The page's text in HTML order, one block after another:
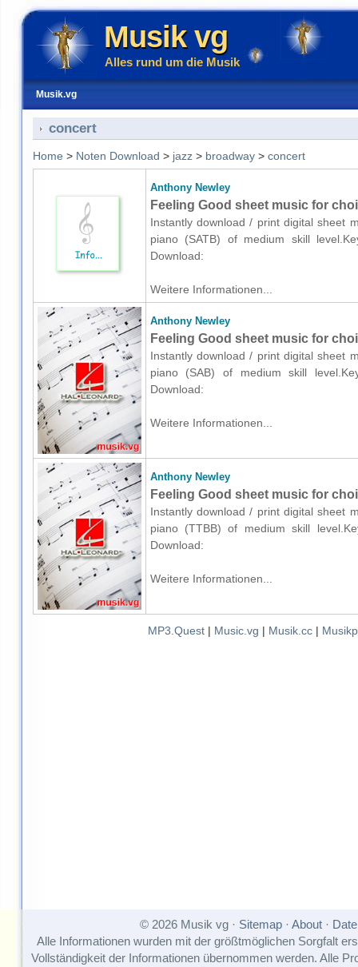
Musik vg
Alles rund um die Musik
Musik.vg
concert
Home > Noten Download > jazz> broadway> concert
Anthony Newley
Feeling Good sheet music for
Instantly download / print digital sheet
piano (SATB) of medium skill
Download:
Weitere Informationen...
Anthony Newley
Feeling Good sheet music for
Instantly download / print digital sheet
piano (SAB) of medium skill
Download:
Weitere Informationen...
Anthony Newley
Feeling Good sheet music for
Instantly download / print digital sheet
piano (TTBB) of medium skill
Download:
Weitere Informationen...
MP3.Quest| Music.vg | Musik.cc|
© 2026 Musik vg · Sitemap· About·
Alle Informationen wurden mit der größtmöglichen Sorgfalt
Vollständigkeit der Informationen übernommen werden. Alle